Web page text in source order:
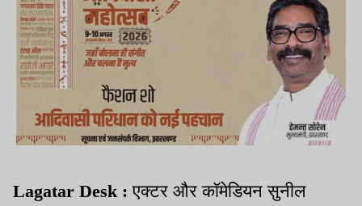
Lagatar Desk : एक्टर और कॉमेडियन सुनील